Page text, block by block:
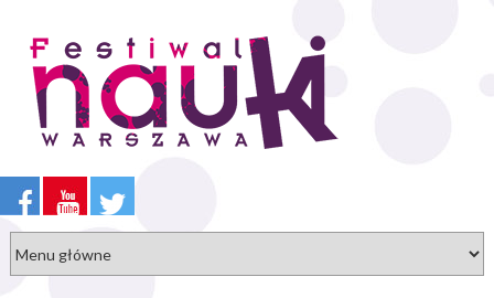
treści